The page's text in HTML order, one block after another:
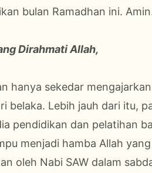
bulan Ramadhan ini.
Dirahmati Allah,
hanya sekedar
belaka. Lebih jauh dari itu,
pendidikan dan pelatihan
menjadi hamba Allah
oleh Nabi SAW dalam